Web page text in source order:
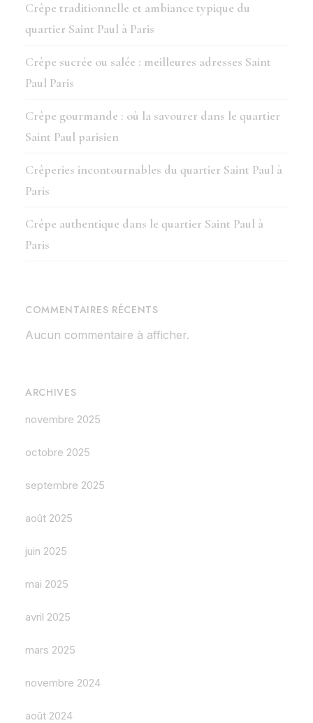
Crêpe traditionnelle et ambiance typique du
quartier Saint Paul à Paris
Crêpe sucrée ou salée : meilleures adresses Saint
Paul Paris
Crêpe gourmande : où la savourer dans le quartier
Saint Paul parisien
Crêperies incontournables du quartier Saint Paul à
Paris
Crêpe authentique dans le quartier Saint Paul à
Paris
COMMENTAIRES RÉCENTS
Aucun commentaire à afficher.
ARCHIVES
novembre 2025
octobre 2025
septembre 2025
août 2025
juin 2025
mai 2025
avril 2025
mars 2025
novembre 2024
août 2024